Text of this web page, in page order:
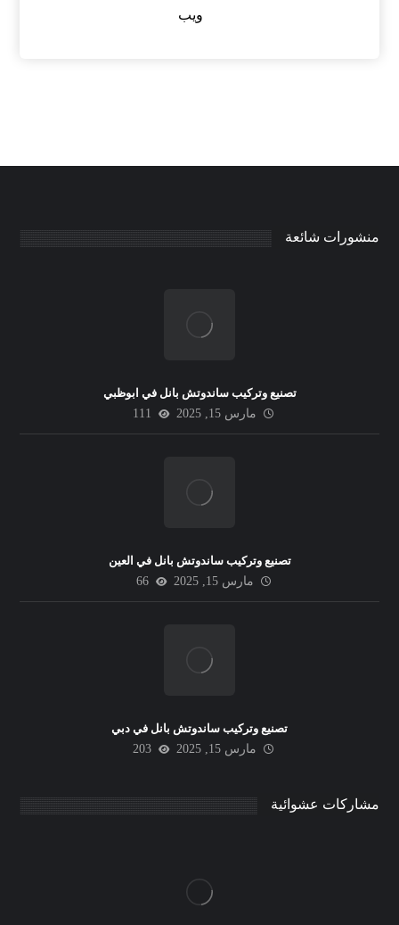
ويب
منشورات شائعة
تصنيع وتركيب ساندوتش بانل في ابوظبي
مارس 15, 2025
111
تصنيع وتركيب ساندوتش بانل في العين
مارس 15, 2025
66
تصنيع وتركيب ساندوتش بانل في دبي
مارس 15, 2025
203
مشاركات عشوائية